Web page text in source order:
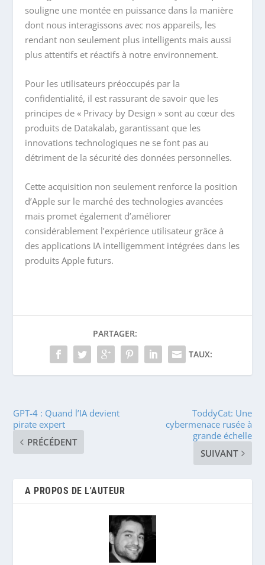
souligne une montée en puissance dans la manière
dont nous interagissons avec nos appareils, les
rendant non seulement plus intelligents mais aussi
plus attentifs et réactifs à notre environnement.
Pour les utilisateurs préoccupés par la
confidentialité, il est rassurant de savoir que les
principes de « Privacy by Design » sont au cœur des
produits de Datakalab, garantissant que les
innovations technologiques ne se font pas au
détriment de la sécurité des données personnelles.
Cette acquisition non seulement renforce la position
d’Apple sur le marché des technologies avancées
mais promet également d’améliorer
considérablement l’expérience utilisateur grâce à
des applications IA intelligemment intégrées dans les
produits Apple futurs.
PARTAGER:
TAUX:
GPT-4 : Quand l’IA devient
pirate expert
PRÉCÉDENT
ToddyCat: Une
cybermenace rusée à
grande échelle
SUIVANT
A PROPOS DE L'AUTEUR